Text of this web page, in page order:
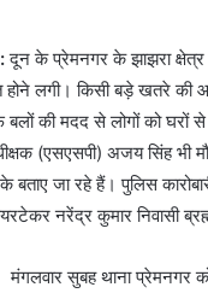
दून के प्रेमनगर के झाझरा
होने लगी। किसी बड़े खतरे
की मदद से लोगों को घरों से
(एसएसपी) अजय सिंह
बताए जा रहे हैं। पुलिस
नरेंद्र कुमार निवासी
मंगलवार सुबह थाना प्रेमनगर